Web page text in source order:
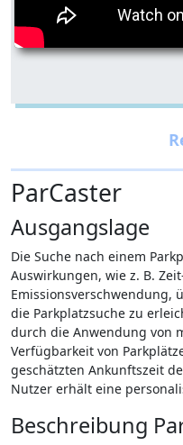
ParCaster
Ausgangslage
Die Suche nach einem
Auswirkungen, wie z. B.
Emissionsverschwendung,
die Parkplatzsuche zu
durch die Anwendung von
Verfügbarkeit von
geschätzten Ankunftszeit
Nutzer erhält eine
Beschreibung